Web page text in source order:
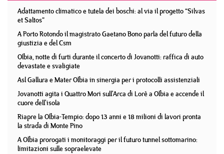
Adattamento climatico e tutela dei boschi: al via il progetto “Silvas
et Saltos”
A Porto Rotondo il magistrato Gaetano Bono parla del futuro della
giustizia e del Csm
Olbia, notte di furti durante il concerto di Jovanotti: raffica di auto
devastate e svaligiate
Asl Gallura e Mater Olbia in sinergia per i protocolli assistenziali
Jovanotti agita i Quattro Mori sull'Arca di Lorè a Olbia e accende il
cuore dell'isola
Riapre la Olbia-Tempio: dopo 13 anni e 18 milioni di lavori pronta
la strada di Monte Pino
A Olbia prorogati i monitoraggi per il futuro tunnel sottomarino:
limitazioni sulle sopraelevate